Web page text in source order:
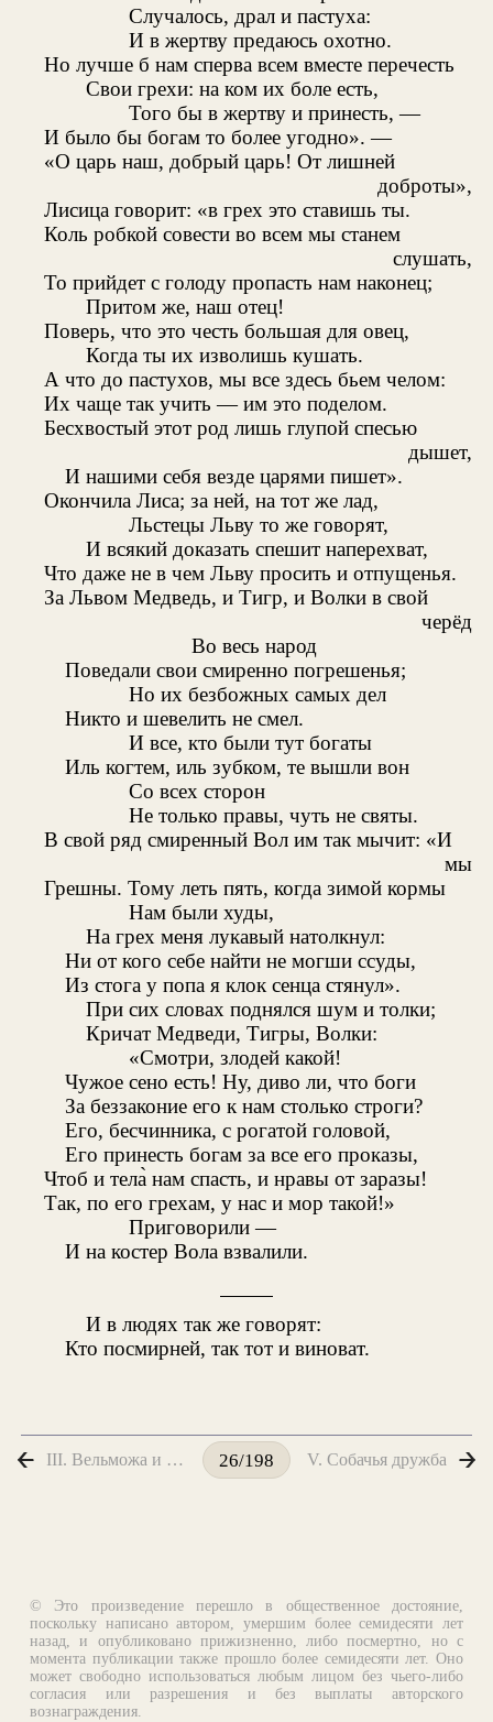
Случалось, драл и пастуха:
И в жертву предаюсь охотно.
Но лучше б нам сперва всем вместе перечесть
Свои грехи: на ком их боле есть,
Того бы в жертву и принесть, —
И было бы богам то более угодно». —
«О царь наш, добрый царь! От лишней
доброты»,
Лисица говорит: «в грех это ставишь ты.
Коль робкой совести во всем мы станем
слушать,
То прийдет с голоду пропасть нам наконец;
Притом же, наш отец!
Поверь, что это честь большая для овец,
Когда ты их изволишь кушать.
А что до пастухов, мы все здесь бьем челом:
Их чаще так учить — им это поделом.
Бесхвостый этот род лишь глупой спесью
дышет,
И нашими себя везде царями пишет».
Окончила Лиса; за ней, на тот же лад,
Льстецы Льву то же говорят,
И всякий доказать спешит наперехват,
Что даже не в чем Льву просить и отпущенья.
За Львом Медведь, и Тигр, и Волки в свой
черёд
Во весь народ
Поведали свои смиренно погрешенья;
Но их безбожных самых дел
Никто и шевелить не смел.
И все, кто были тут богаты
Иль когтем, иль зубком, те вышли вон
Со всех сторон
Не только правы, чуть не святы.
В свой ряд смиренный Вол им так мычит: «И
мы
Грешны. Тому леть пять, когда зимой кормы
Нам были худы,
На грех меня лукавый натолкнул:
Ни от кого себе найти не могши ссуды,
Из стога у попа я клок сенца стянул».
При сих словах поднялся шум и толки;
Кричат Медведи, Тигры, Волки:
«Смотри, злодей какой!
Чужое сено есть! Ну, диво ли, что боги
За беззаконие его к нам столько строги?
Его, бесчинника, с рогатой головой,
Его принесть богам за все его проказы,
Чтоб и тела̀ нам спасть, и нравы от заразы!
Так, по его грехам, у нас и мор такой!»
Приговорили —
И на костер Вола взвалили.
И в людях так же говорят:
Кто посмирней, так тот и виноват.
III. Вельможа и Философ 26/198 V. Собачья дружба
© Это произведение перешло в общественное достояние,
поскольку написано автором, умершим более семидесяти лет
назад, и опубликовано прижизненно, либо посмертно, но с
момента публикации также прошло более семидесяти лет. Оно
может свободно использоваться любым лицом без чьего-либо
согласия или разрешения и без выплаты авторского
вознаграждения.